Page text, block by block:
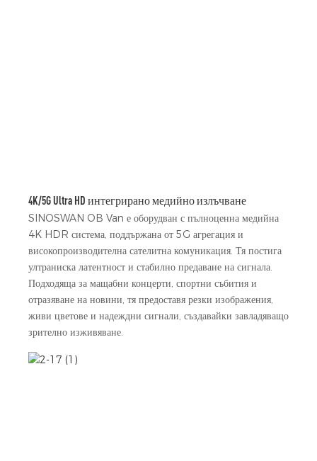
4K/5G Ultra HD интегрирано медийно излъчване
SINOSWAN OB Van е оборудван с пълноценна медийна
4K HDR система, поддържана от 5G агрегация и
високопроизводителна сателитна комуникация. Тя постига
ултраниска латентност и стабилно предаване на сигнала.
Подходяща за мащабни концерти, спортни събития и
отразяване на новини, тя предоставя резки изображения,
живи цветове и надеждни сигнали, създавайки завладяващо
зрително изживяване.